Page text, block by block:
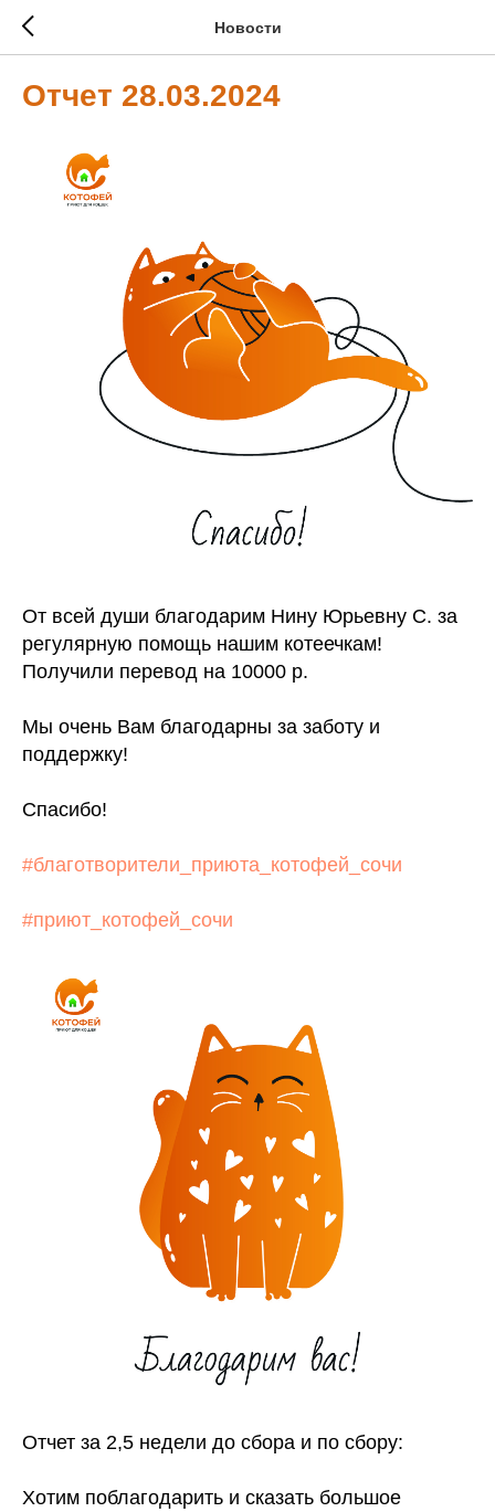
Новости
Отчет 28.03.2024
От всей души благодарим Нину Юрьевну С. за
регулярную помощь нашим котеечкам!
Получили перевод на 10000 р.
Мы очень Вам благодарны за заботу и
поддержку!
Спасибо!
#благотворители_приюта_котофей_сочи
#приют_котофей_сочи
Отчет за 2,5 недели до сбора и по сбору:
Хотим поблагодарить и сказать большое